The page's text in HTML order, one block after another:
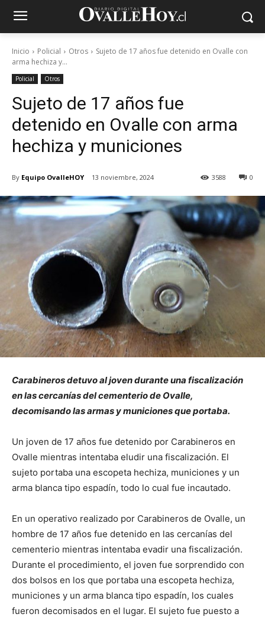
Inicio Policial Otros
Sujeto de 17 años fue detenido en Ovalle con
arma hechiza y...
Policial Otros
Sujeto de 17 años fue
detenido en Ovalle con arma
hechiza y municiones
By Equipo OvalleHOY 13 noviembre, 2024 0
3588
Carabineros detuvo al joven durante una fiscalización
en las cercanías del cementerio de Ovalle,
decomisando las armas y municiones que portaba.
Un joven de 17 años fue detenido por Carabineros en
Ovalle mientras intentaba eludir una fiscalización. El
sujeto portaba una escopeta hechiza, municiones y un
arma blanca tipo espadín, todo lo cual fue incautado.
En un operativo realizado por Carabineros de Ovalle, un
hombre de 17 años fue detenido en las cercanías del
cementerio mientras intentaba evadir una fiscalización.
Durante el procedimiento, el joven fue sorprendido con
dos bolsos en los que portaba una escopeta hechiza,
municiones y un arma blanca tipo espadín, los cuales
fueron decomisados en el lugar. El sujeto fue puesto a